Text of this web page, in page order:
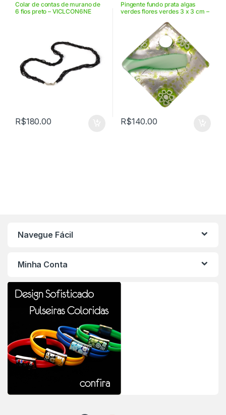
Colar de contas de murano de
6 fios preto – VICLCON6NE
R$180.00
Pingente fundo prata algas
verdes flores verdes 3 x 3 cm –
R$140.00
Navegue Fácil
Minha Conta